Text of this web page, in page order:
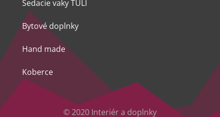
Sedacie vaky TULI
Bytové doplnky
Hand made
Koberce
© 2020 Interiér a doplnky